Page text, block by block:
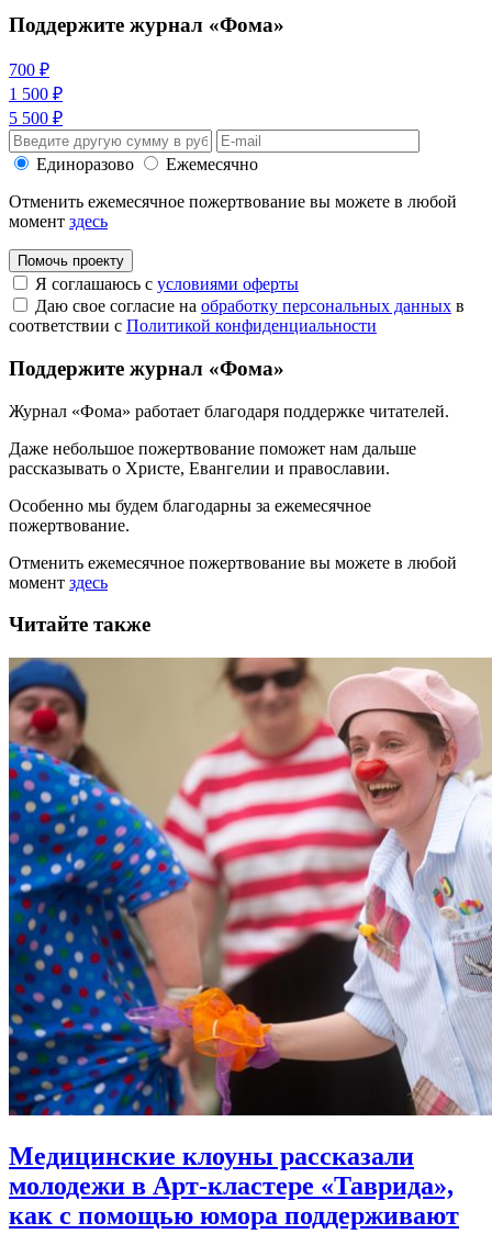
Поддержите журнал «Фома»
700 ₽
1 500 ₽
5 500 ₽
Единоразово
Ежемесячно
Отменить ежемесячное пожертвование вы можете в любой
момент здесь
Помочь проекту
Я соглашаюсь с условиями оферты
Даю свое согласие на обработку персональных данных в
соответствии с Политикой конфиденциальности
Поддержите журнал «Фома»
Журнал «Фома» работает благодаря поддержке читателей.
Даже небольшое пожертвование поможет нам дальше
рассказывать о Христе, Евангелии и православии.
Особенно мы будем благодарны за ежемесячное
пожертвование.
Отменить ежемесячное пожертвование вы можете в любой
момент здесь
Читайте также
Медицинские клоуны рассказали
молодежи в Арт-кластере «Таврида»,
как с помощью юмора поддерживают